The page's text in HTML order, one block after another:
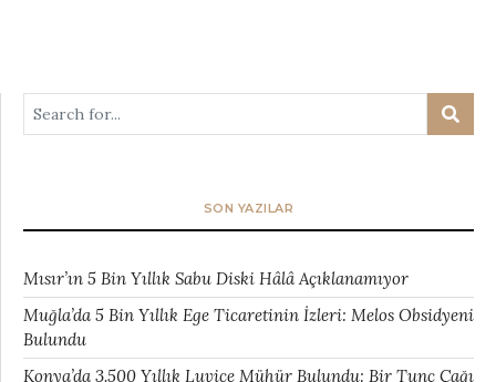
SON YAZILAR
Mısır’ın 5 Bin Yıllık Sabu Diski Hâlâ Açıklanamıyor
Muğla’da 5 Bin Yıllık Ege Ticaretinin İzleri: Melos Obsidyeni
Bulundu
Konya’da 3.500 Yıllık Luvice Mühür Bulundu: Bir Tunç Çağı